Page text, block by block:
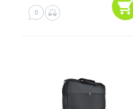
0